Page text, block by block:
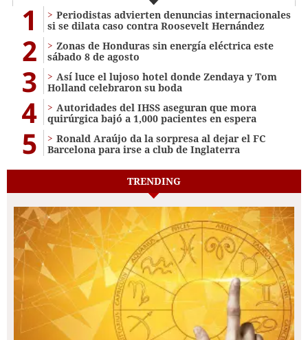
1
Periodistas advierten denuncias internacionales
si se dilata caso contra Roosevelt Hernández
2
Zonas de Honduras sin energía eléctrica este
sábado 8 de agosto
3
Así luce el lujoso hotel donde Zendaya y Tom
Holland celebraron su boda
4
Autoridades del IHSS aseguran que mora
quirúrgica bajó a 1,000 pacientes en espera
5
Ronald Araújo da la sorpresa al dejar el FC
Barcelona para irse a club de Inglaterra
TRENDING